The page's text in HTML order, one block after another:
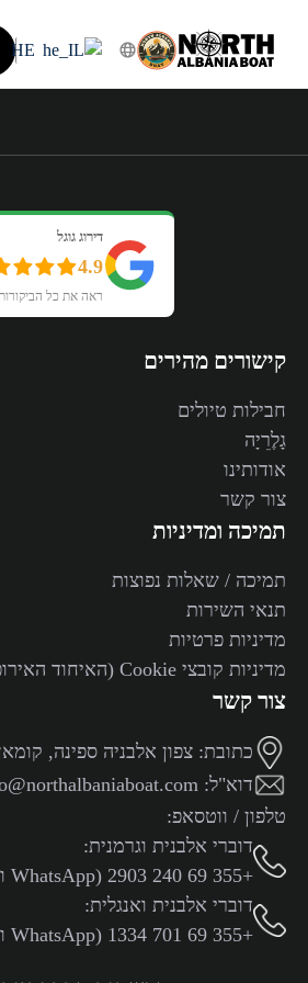
לתוכן
דירוג גוגל
4.9
ראה את כל
קישורים מהירים
חבילות טיולים
גָלֶרֵיָה
אודותינו
צור קשר
תמיכה ומדיניות
תמיכה / שאלות נפוצות
תנאי השירות
מדיניות פרטיות
מדיניות קובצי Cookie (האיחוד האירופי)
צור קשר
כתובת: צפון אלבניה ספינה, קומאן 4017,
דוא"ל:
טלפון / ווטסאפ:
דוברי אלבנית וגרמנית:
+355 69 240 2903 (WhatsApp ושיחה)
דוברי אלבנית ואנגלית:
+355 69 701 1334 (WhatsApp ושיחות)